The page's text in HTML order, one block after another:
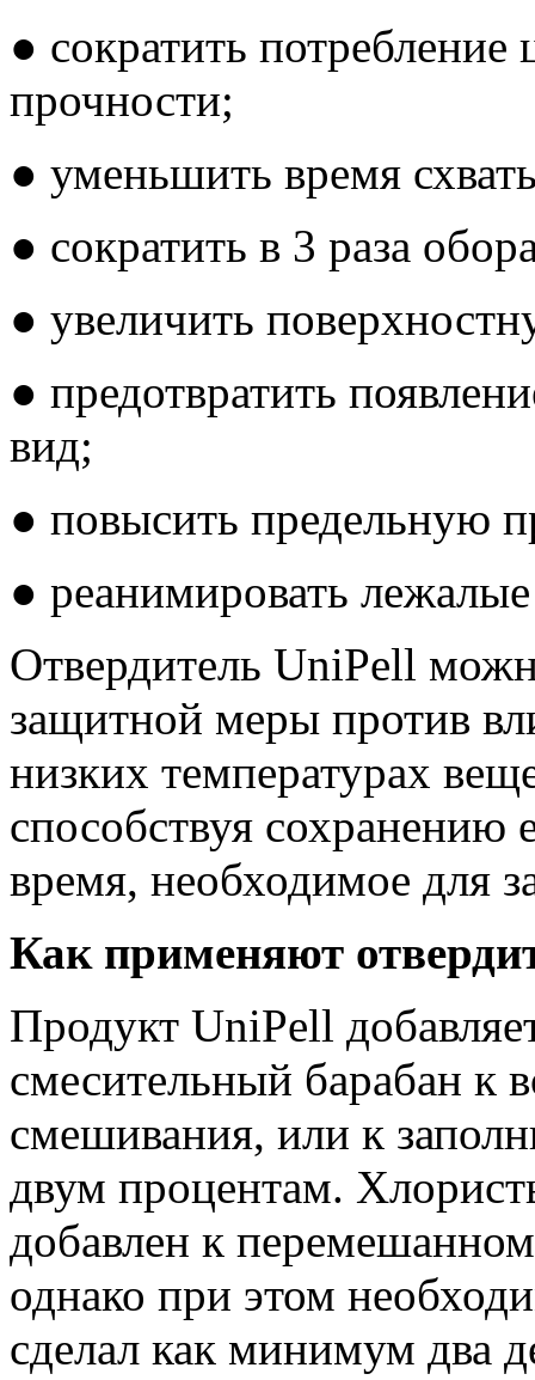
● сократить
прочности;
● уменьшить время
● сократить в 3 раза
● увеличить
● предотвратить
вид;
● повысить предельную
● реанимировать
Отвердитель UniPell
защитной меры против
низких температурах
способствуя сохранению
время, необходимое для
Как применяют
Продукт UniPell
смесительный барабан к
смешивания, или к
двум процентам.
добавлен к
однако при этом
сделал как минимум два